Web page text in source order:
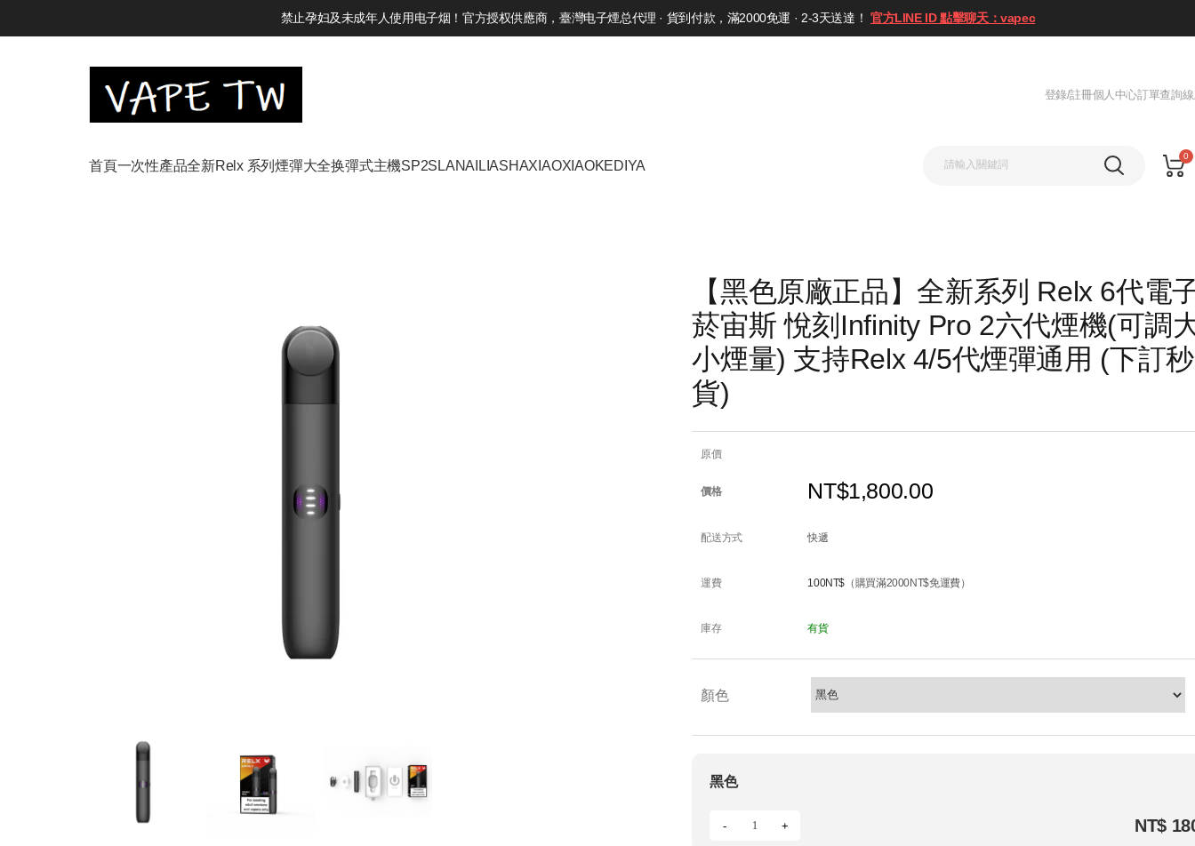
禁止孕妇及未成年人使用电子烟！官方授权供應商，臺灣电子煙总代理 · 貨到付款，滿2000免運 · 2-3天送達！ 官方LINE ID 點擊聊天：vapec
登錄/註冊個人中心訂單查詢
首頁一次性產品全新Relx 系列煙彈大全换彈式主機SP2S LANA ILIASHAXIAOXIAOKEDIYA
0
【黑色原廠正品】全新系列 Relx 6代電
菸宙斯 悅刻Infinity Pro 2六代煙機(可調
小煙量) 支持Relx 4/5代煙彈通用 (下訂
貨)
原價
價格 NT$1,800.00
配送方式 快遞
運費 100NT$ （購買滿2000NT$免運費）
庫存 有貨
顏色
黑色
- + NT$